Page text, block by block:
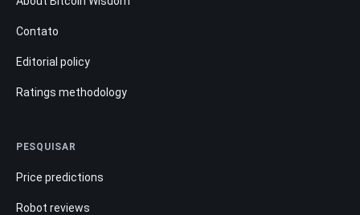
Contato
Editorial policy
Ratings methodology
PESQUISAR
Price predictions
Robot reviews